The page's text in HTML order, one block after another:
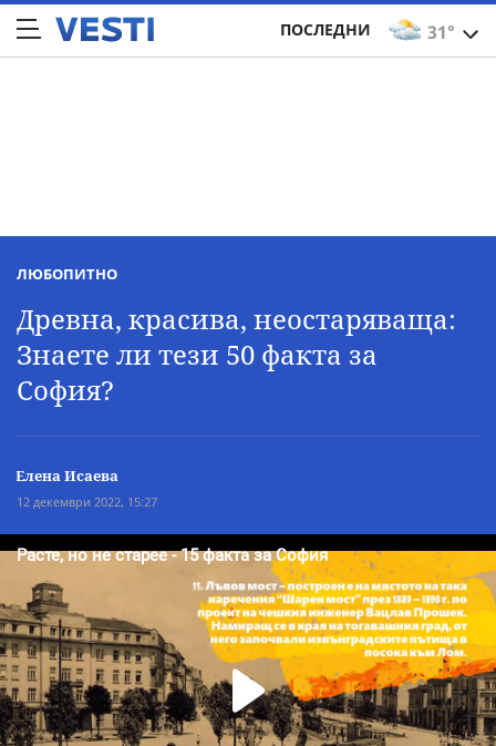
31°
ПОСЛЕДНИ
ЛЮБОПИТНО
Древна, красива, неостаряваща:
Знаете ли тези 50 факта за
София?
Елена Исаева
12 декември 2022, 15:27